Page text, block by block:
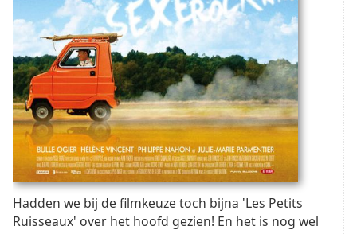
Hadden we bij de filmkeuze toch bijna 'Les Petits
Ruisseaux' over het hoofd gezien! En het is nog wel